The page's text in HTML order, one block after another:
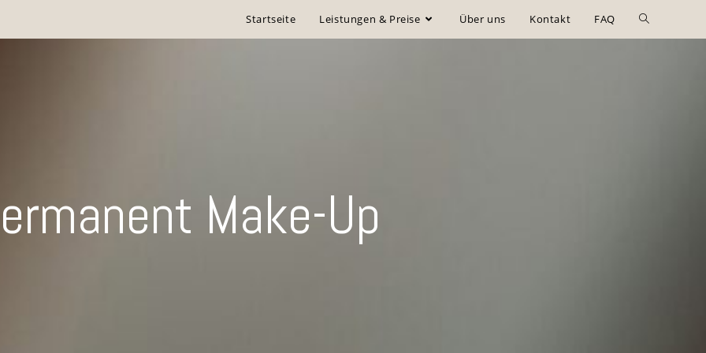
Startseite Leistungen & Preise Über uns Kontakt FAQ
Make-Up